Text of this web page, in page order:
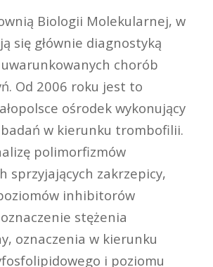
Biologii Molekularnej, w
się głównie diagnostyką
chorób
Od 2006 roku jest to
ośrodek wykonujący
w kierunku trombofilii.
polimorfizmów
sprzyjających zakrzepicy,
inhibitorów
stężenia
oznaczenia w kierunku
i poziomu